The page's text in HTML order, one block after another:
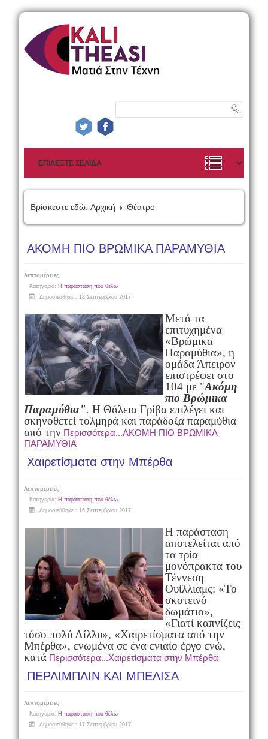
Βρίσκεστε εδώ: Αρχική Θέατρο
ΑΚΟΜΗ ΠΙΟ ΒΡΩΜΙΚΑ ΠΑΡΑΜΥΘΙΑ
Λεπτομέρειες
Κατηγορία: Η παράσταση που θέλω
Δημοσιεύθηκε : 18 Σεπτεμβρίου 2017
Μετά τα
επιτυχημένα
«Βρώμικα
Παραμύθια», η
ομάδα Άπειρον
επιστρέφει στο
104 με "Ακόμη
πιο Βρώμικα
Παραμύθια". Η Θάλεια Γρίβα επιλέγει και
σκηνοθετεί τολμηρά και παράδοξα παραμύθια
από την Περισσότερα...ΑΚΟΜΗ ΠΙΟ ΒΡΩΜΙΚΑ
ΠΑΡΑΜΥΘΙΑ
Χαιρετίσματα στην Μπέρθα
Λεπτομέρειες
Κατηγορία: Η παράσταση που θέλω
Δημοσιεύθηκε : 16 Σεπτεμβρίου 2017
Η παράσταση
αποτελείται από
τα τρία
μονόπρακτα του
Τέννεση
Ουίλλιαμς: «Το
σκοτεινό
δωμάτιο»,
«Γιατί καπνίζεις
τόσο πολύ Λίλλυ», «Χαιρετίσματα από την
Μπέρθα», ενωμένα σε ένα ενιαίο έργο ενώ,
κατά Περισσότερα...Χαιρετίσματα στην Μπέρθα
ΠΕΡΛΙΜΠΛΙΝ ΚΑΙ ΜΠΕΛΙΣΑ
Λεπτομέρειες
Κατηγορία: Η παράσταση που θέλω
Δημοσιεύθηκε : 17 Σεπτεμβρίου 2017